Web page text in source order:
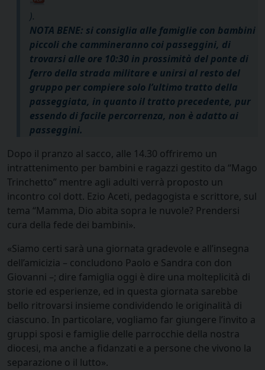
).
NOTA BENE: si consiglia alle famiglie con bambini
piccoli che cammineranno coi passeggini, di
trovarsi alle ore 10:30 in prossimità del ponte di
ferro della strada militare e unirsi al resto del
gruppo per compiere solo l’ultimo tratto della
passeggiata, in quanto il tratto precedente, pur
essendo di facile percorrenza, non è adatto ai
passeggini.
Dopo il pranzo al sacco, alle 14.30 offriremo un
intrattenimento per bambini e ragazzi gestito da “Mago
Trinchetto” mentre agli adulti verrà proposto un
incontro col dott. Ezio Aceti, pedagogista e scrittore, sul
tema “Mamma, Dio abita sopra le nuvole? Prendersi
cura della fede dei bambini».
«Siamo certi sarà una giornata gradevole e all’insegna
dell’amicizia – concludono Paolo e Sandra con don
Giovanni –; dire famiglia oggi è dire una molteplicità di
storie ed esperienze, ed in questa giornata sarebbe
bello ritrovarsi insieme condividendo le originalità di
ciascuno. In particolare, vogliamo far giungere l’invito a
gruppi sposi e famiglie delle parrocchie della nostra
diocesi, ma anche a fidanzati e a persone che vivono la
separazione o il lutto».